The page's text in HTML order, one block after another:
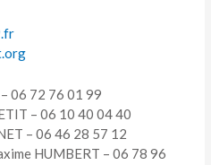
06 72 76 01 99
– 06 10 40 04 40
– 06 46 28 57 12
HUMBERT – 06 78 96